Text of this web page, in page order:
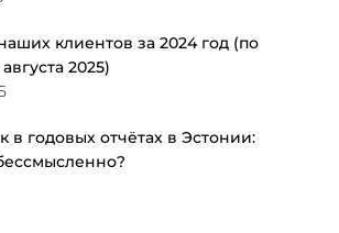
клиентов за 2024 год (по
2025)
в годовых отчётах в Эстонии: